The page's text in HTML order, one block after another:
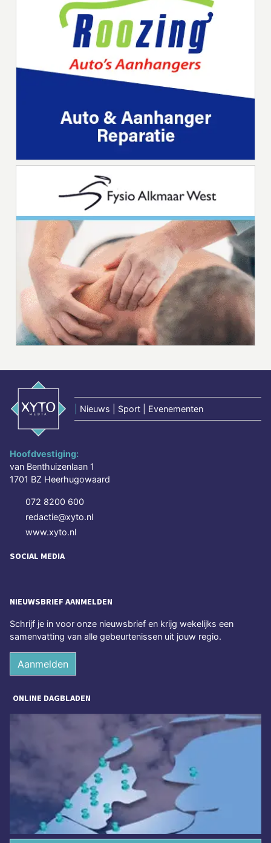
Nieuws | Sport | Evenementen
Hoofdvestiging:
van Benthuizenlaan 1
1701 BZ Heerhugowaard
072 8200 600
redactie@xyto.nl
www.xyto.nl
SOCIAL MEDIA
NIEUWSBRIEF AANMELDEN
Schrijf je in voor onze nieuwsbrief en krijg wekelijks een
samenvatting van alle gebeurtenissen uit jouw regio.
Aanmelden
ONLINE DAGBLADEN